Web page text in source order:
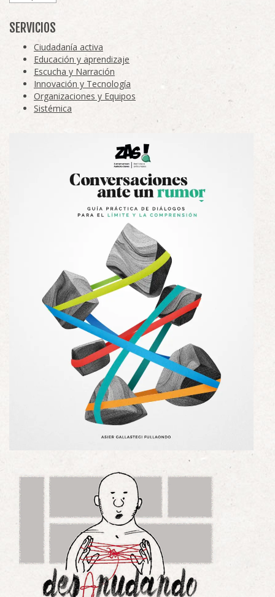
SERVICIOS
Ciudadanía activa
Educación y aprendizaje
Escucha y Narración
Innovación y Tecnología
Organizaciones y Equipos
Sistémica